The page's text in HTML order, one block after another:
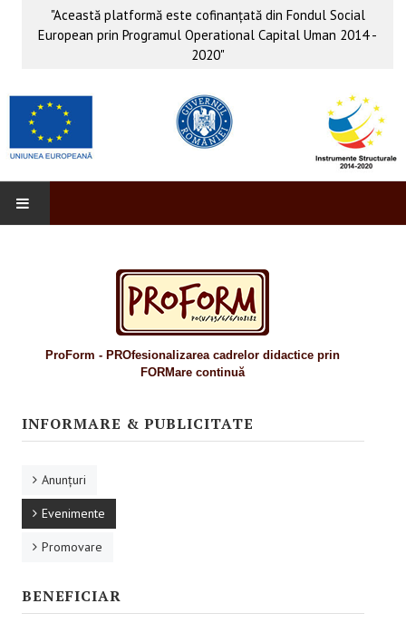
"Această platformă este cofinanţată din Fondul Social
European prin Programul Operational Capital Uman 2014 -
2020"
Pentru educaţie incluzivă
Pentru management instituțional
Pentru educație incluzivă
ProForm - PROfesionalizarea cadrelor didactice prin
FORMare continuă
INFORMARE & PUBLICITATE
Anunţuri
Evenimente
Promovare
BENEFICIAR